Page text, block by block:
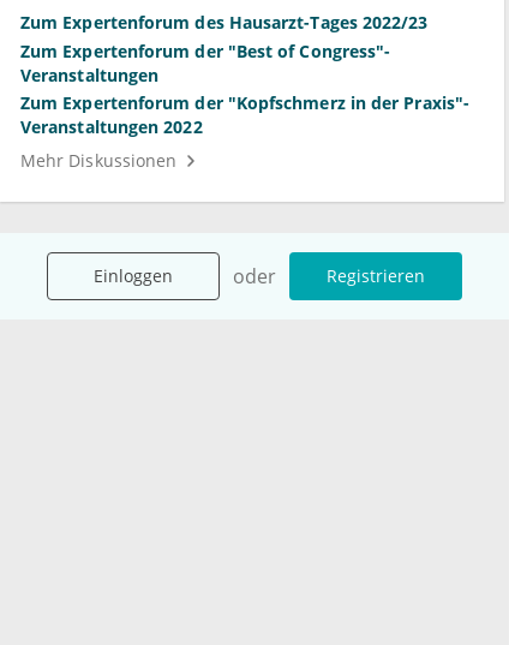
Einloggen oder Registrieren
Zum Expertenforum des Hausarzt-Tages 2022/23
Zum Expertenforum der "Best of Congress"-
Veranstaltungen
Zum Expertenforum der "Kopfschmerz in der Praxis"-
Veranstaltungen 2022
Mehr Diskussionen